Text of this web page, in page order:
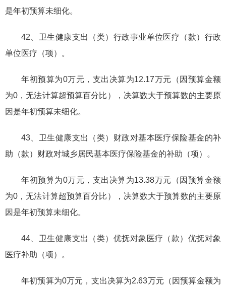
是年初预算未细化。
42、卫生健康支出（类）行政事业单位医疗（款）行政
单位医疗（项）。
年初预算为0万元，支出决算为12.17万元（因预算金额
为0，无法计算超预算百分比），决算数大于预算数的主要原
因是年初预算未细化。
43、卫生健康支出（类）财政对基本医疗保险基金的补
助（款）财政对城乡居民基本医疗保险基金的补助（项）。
年初预算为0万元，支出决算为13.38万元（因预算金额
为0，无法计算超预算百分比），决算数大于预算数的主要原
因是年初预算未细化。
44、卫生健康支出（类）优抚对象医疗（款）优抚对象
医疗补助（项）。
年初预算为0万元，支出决算为2.63万元（因预算金额为